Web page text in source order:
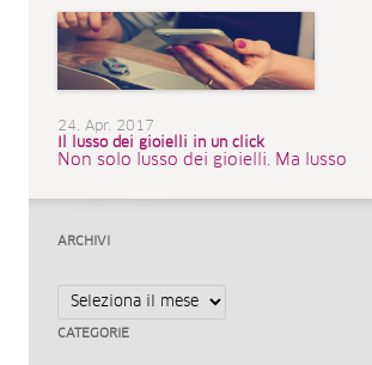
24. Apr. 2017
Il lusso dei gioielli in un click
Non solo lusso dei gioielli. Ma lusso
ARCHIVI
Archivi
CATEGORIE